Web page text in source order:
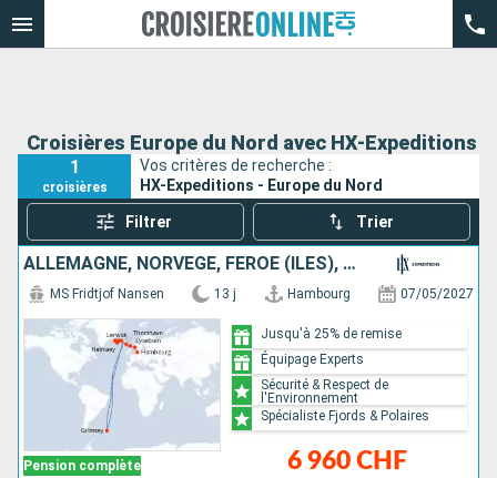
Croisières Europe du Nord avec HX-Expeditions
1
croisières
Vos critères de recherche :
HX-Expeditions - Europe du Nord
Filtrer Trier
ALLEMAGNE, NORVÈGE, FÉROÉ (ÎLES), ROYAUME-UNI, ISLANDE
Pension complète
MS Fridtjof Nansen 13 j Hambourg 07/05/2027
6 960 CHF
Jusqu'à 25% de remise
Équipage Experts
Sécurité & Respect de
l'Environnement
Spécialiste Fjords & Polaires